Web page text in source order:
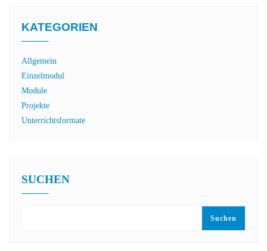
KATEGORIEN
Allgemein
Einzelmodul
Module
Projekte
Unterrichtsformate
SUCHEN
Suchen